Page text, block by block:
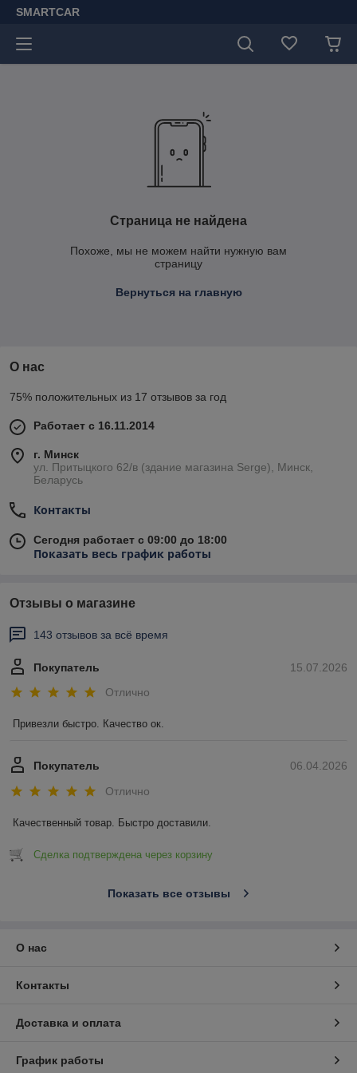
SMARTCAR
Страница не найдена
Похоже, мы не можем найти нужную вам
страницу
Вернуться на главную
О нас
75% положительных из 17 отзывов за год
Работает с 16.11.2014
г. Минск
ул. Притыцкого 62/в (здание магазина Serge), Минск,
Беларусь
Контакты
Сегодня работает с 09:00 до 18:00
Показать весь график работы
Отзывы о магазине
143 отзывов за всё время
15.07.2026
Покупатель
Отлично
Привезли быстро. Качество ок.
06.04.2026
Покупатель
Отлично
Качественный товар. Быстро доставили.
Сделка подтверждена через корзину
Показать все отзывы
О нас
Контакты
Доставка и оплата
График работы